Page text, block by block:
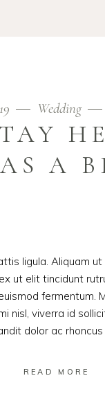
Wedding
A
ligula. Aliquam
ut elit tincidunt
fermentum.
nisl, viverra id
dolor ac
READ MORE